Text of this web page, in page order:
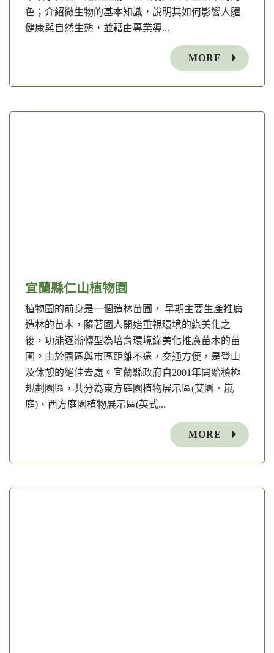
色；介紹微生物的基本知識，說明其如何影響人體
健康與自然生態，並藉由專業導...
MORE
宜蘭縣仁山植物園
植物園的前身是一個造林苗圃， 早期主要生產推廣
造林的苗木，隨著國人開始重視環境的綠美化之
後，功能逐漸轉型為培育環境綠美化推廣苗木的苗
圃。由於園區與市區距離不遠，交通方便，是登山
及休憩的絕佳去處。宜蘭縣政府自2001年開始積極
規劃園區，共分為東方庭園植物展示區(艾園、嵐
庭)、西方庭園植物展示區(英式...
MORE